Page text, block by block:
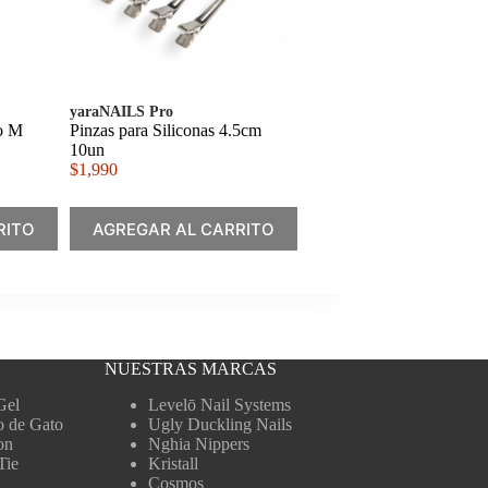
M
yaraNAILS Pro
Pinzas para Siliconas 4.5cm
10un
$1,990
AGREGAR AL CARRITO
de Gato
NUESTRAS MARCAS
Levelō Nail Systems
Ugly Duckling Nails
Nghia Nippers
Kristall
Cosmos